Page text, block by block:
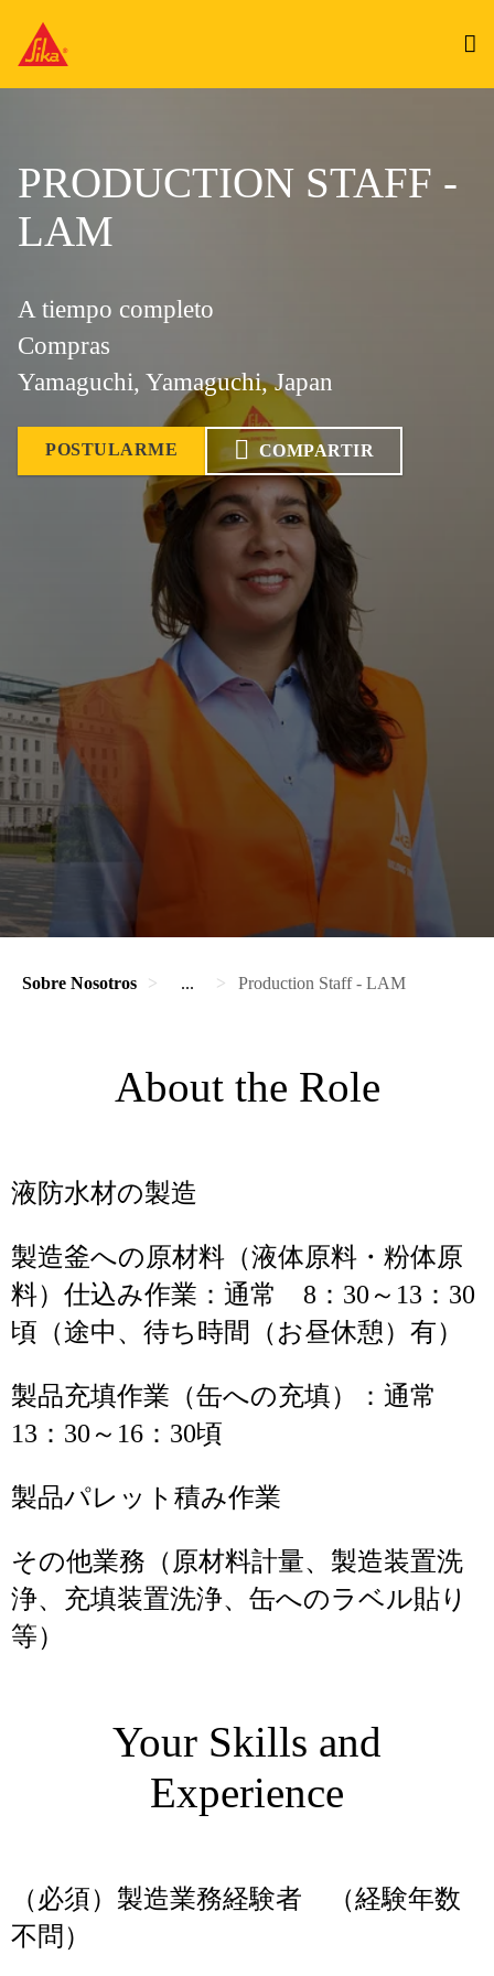
PRODUCTION STAFF -
LAM
A tiempo completo
Compras
Yamaguchi, Yamaguchi, Japan
POSTULARME COMPARTIR
Sobre Nosotros ... Production Staff - LAM
About the Role
液防水材の製造
製造釜への原材料（液体原料・粉体原
料）仕込み作業：通常 8：30～13：30
頃（途中、待ち時間（お昼休憩）有）
製品充填作業（缶への充填）：通常
13：30～16：30頃
製品パレット積み作業
その他業務（原材料計量、製造装置洗
浄、充填装置洗浄、缶へのラベル貼り
等）
Your Skills and
Experience
（必須）製造業務経験者 （経験年数
不問）